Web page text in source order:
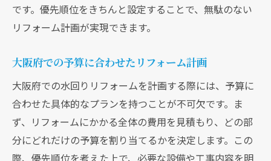
です。優先順位をきちんと設定することで、無駄のない
リフォーム計画が実現できます。
大阪府での予算に合わせたリフォーム計画
大阪府での水回りリフォームを計画する際には、予算に
合わせた具体的なプランを持つことが不可欠です。ま
ず、リフォームにかかる全体の費用を見積もり、どの部
分にどれだけの予算を割り当てるかを決定します。この
際、優先順位を考えた上で、必要な設備や工事内容を明